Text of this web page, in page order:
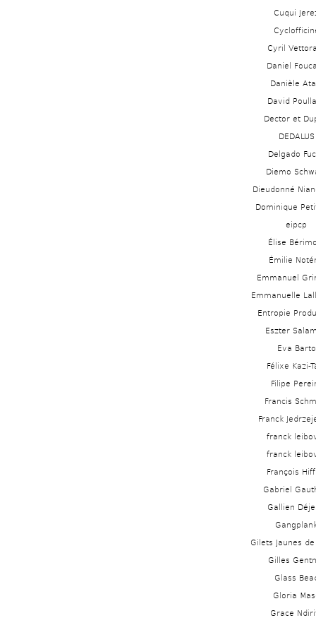
Cuqui
Cyril
Daniel
Danièle
David
Dector et
DEDALUS
Delgado
Diemo
Dieudonné
Dominique
eipcp
Élise
Émilie
Emmanuel
Emmanuelle
Entropie
Eszter
Eva Barto
Félixe Kazi-
Filipe
Francis
Franck
franck
franck
François
Gabriel
Gallien
Gilets Jaunes
Gilles
Glass
Gloria
Grace